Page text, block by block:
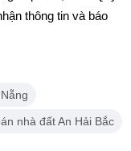
thông tin và báo
nhà đất An Hải Bắc